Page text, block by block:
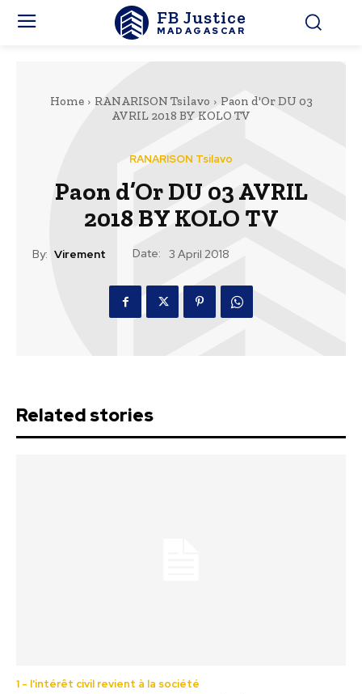
FB Justice
MADAGASCAR
Home RANARISON Tsilavo
Paon d'Or DU 03
AVRIL 2018 BY KOLO TV
RANARISON Tsilavo
Paon d’Or DU 03 AVRIL
2018 BY KOLO TV
By: Virement Date: 3 April 2018
Related stories
1 - l'intérêt civil revient à la société